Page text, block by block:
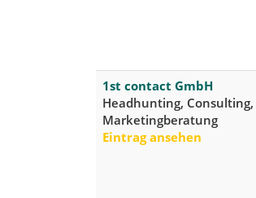
1st contact GmbH
Headhunting, Consulting,
Marketingberatung
Eintrag ansehen